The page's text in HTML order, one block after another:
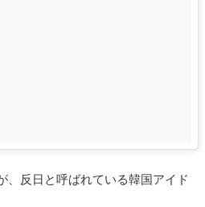
、反日と呼ばれている韓国アイド